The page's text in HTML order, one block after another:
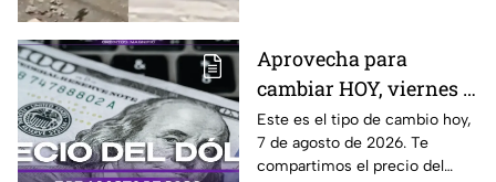
Aprovecha para
cambiar HOY, viernes 7
de agosto de 2026: Este
es el precio del dólar
Este es el tipo de cambio hoy,
7 de agosto de 2026. Te
compartimos el precio del